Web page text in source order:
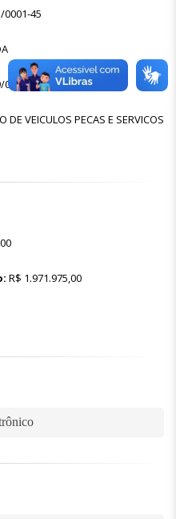
0001-45
0001-60
DE VEICULOS PECAS E SERVICOS
R$ 1.971.975,00